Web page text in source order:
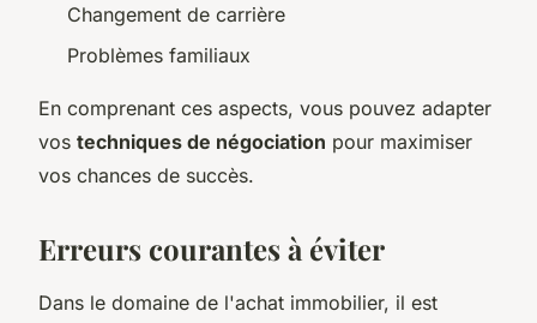
Changement de carrière
Problèmes familiaux
En comprenant ces aspects, vous pouvez adapter
vos techniques de négociation pour maximiser
vos chances de succès.
Erreurs courantes à éviter
Dans le domaine de l'achat immobilier, il est